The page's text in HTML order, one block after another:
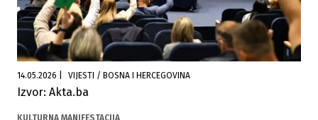
14.05.2026 VIJESTI / BOSNA I HERCEGOVINA
Izvor: Akta.ba
KULTURNA MANIFESTACIJA